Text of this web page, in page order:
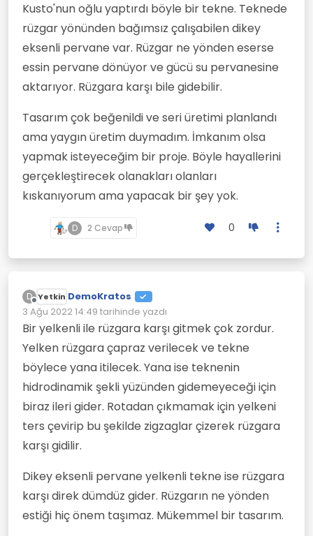
Kusto'nun oğlu yaptırdı böyle bir tekne. Teknede
rüzgar yönünden bağımsız çalışabilen dikey
eksenli pervane var. Rüzgar ne yönden eserse
essin pervane dönüyor ve gücü su pervanesine
aktarıyor. Rüzgara karşı bile gidebilir.
Tasarım çok beğenildi ve seri üretimi planlandı
ama yaygın üretim duymadım. İmkanım olsa
yapmak isteyeceğim bir proje. Böyle hayallerini
gerçekleştirecek olanakları olanları
kıskanıyorum ama yapacak bir şey yok.
D 2 Cevap 0
D
Çevrimdışı
Yetkin DemoKratos
3 Ağu 2022 14:49 tarihinde yazdı
Son düzenleyen:
Bir yelkenli ile rüzgara karşı gitmek çok zordur.
Yelken rüzgara çapraz verilecek ve tekne
böylece yana itilecek. Yana ise teknenin
hidrodinamik şekli yüzünden gidemeyeceği için
biraz ileri gider. Rotadan çıkmamak için yelkeni
ters çevirip bu şekilde zigzaglar çizerek rüzgara
karşı gidilir.
Dikey eksenli pervane yelkenli tekne ise rüzgara
karşı direk dümdüz gider. Rüzgarın ne yönden
estiği hiç önem taşımaz. Mükemmel bir tasarım.